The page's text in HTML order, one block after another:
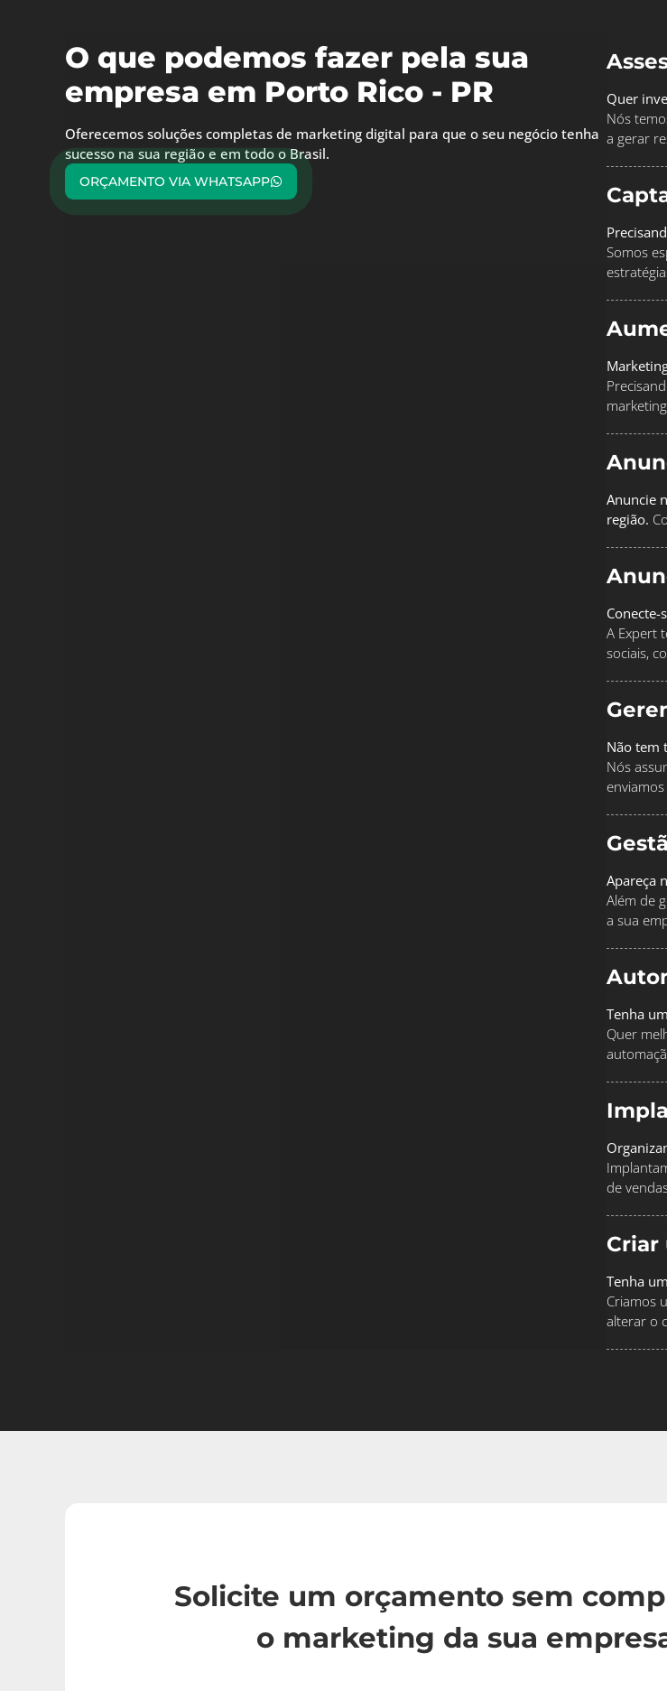
O que podemos fazer pela sua
empresa em Porto Rico - PR
Oferecemos soluções completas de marketing digital para que o seu negócio tenha
sucesso na sua região e em todo o Brasil.
ORÇAMENTO VIA WHATSAPP
Quer
Nós
a gerar
Somos
Anuncie
região.
Conecte-
A Expert
sociais,
Não tem
Nós
Apareça
Além de
a sua
Tenha
Quer
de
Criar
Tenha
Criamos
alterar o
Solicite um orçamento sem
o marketing da sua